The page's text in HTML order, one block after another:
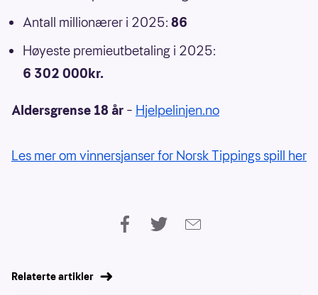
Antall millionærer i 2025: 86
Høyeste premieutbetaling i 2025:
6 302 000kr.
Aldersgrense 18 år – Hjelpelinjen.no
Les mer om vinnersjanser for Norsk Tippings spill her
Relaterte artikler